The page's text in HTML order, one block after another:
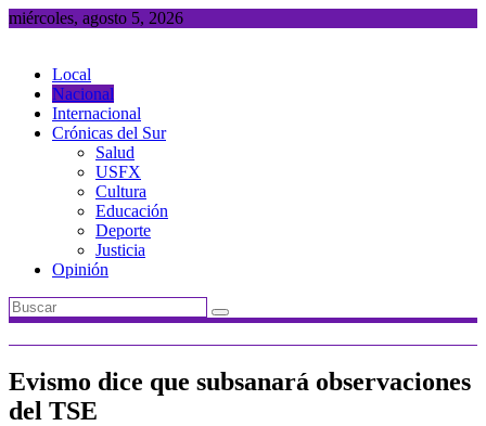
Saltar
miércoles, agosto 5, 2026
Local
Nacional
Internacional
Crónicas del Sur
Salud
USFX
Cultura
Educación
Deporte
Justicia
Opinión
Evismo dice que subsanará observaciones
del TSE